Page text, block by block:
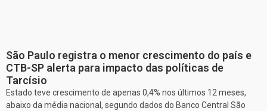
São Paulo registra o menor crescimento do país e
CTB-SP alerta para impacto das políticas de
Tarcísio
Estado teve crescimento de apenas 0,4% nos últimos 12 meses,
abaixo da média nacional, segundo dados do Banco Central São